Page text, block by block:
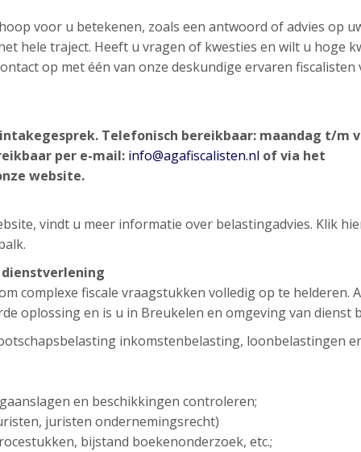
voor u betekenen, zoals een antwoord of advies op
hele traject. Heeft u vragen of kwesties en wilt u hoge
op met één van onze deskundige ervaren fiscalisten
Telefonisch bereikbaar: maandag t/m
per e-mail: info@agafiscalisten.nl of via het
website.
vindt u meer informatie over belastingadvies. Klik
dienstverlening
complexe fiscale vraagstukken volledig op te helderen.
oplossing en is u in Breukelen en omgeving van dienst
inkomstenbelasting, loonbelastingen
en beschikkingen controleren;
juristen ondernemingsrecht)
bijstand boekenonderzoek, etc.;